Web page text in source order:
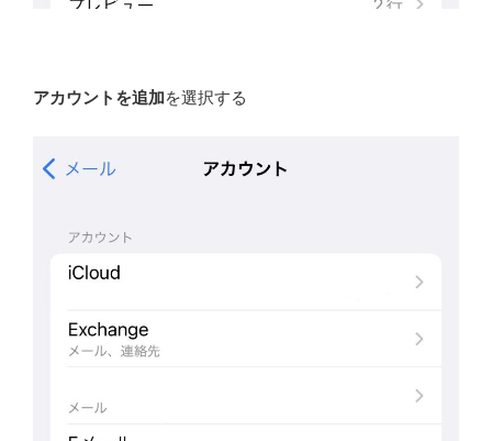
アカウントを追加を選択する